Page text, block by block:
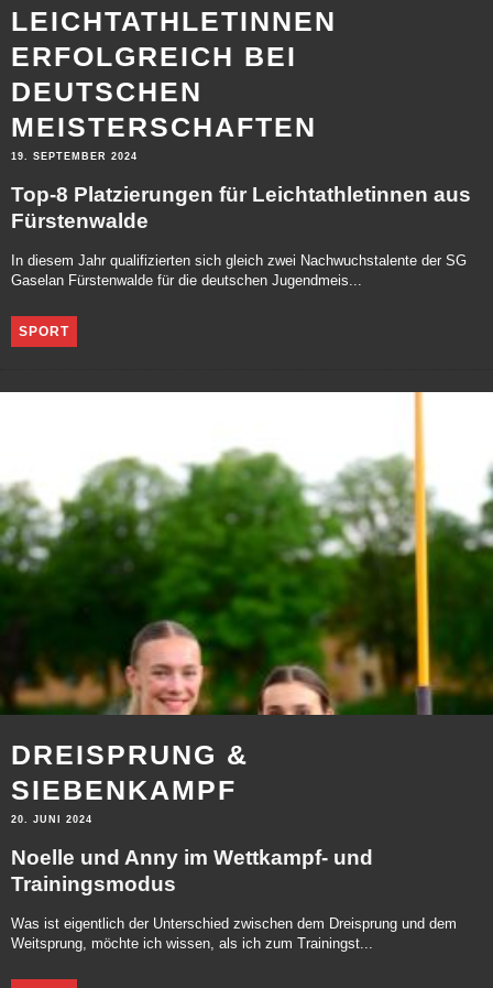
LEICHTATHLETINNEN
ERFOLGREICH BEI
DEUTSCHEN
MEISTERSCHAFTEN
19. SEPTEMBER 2024
Top-8 Platzierungen für Leichtathletinnen aus
Fürstenwalde
In diesem Jahr qualifizierten sich gleich zwei Nachwuchstalente der SG
Gaselan Fürstenwalde für die deutschen Jugendmeis...
SPORT
DREISPRUNG &
SIEBENKAMPF
20. JUNI 2024
Noelle und Anny im Wettkampf- und
Trainingsmodus
Was ist eigentlich der Unterschied zwischen dem Dreisprung und dem
Weitsprung, möchte ich wissen, als ich zum Trainingst...